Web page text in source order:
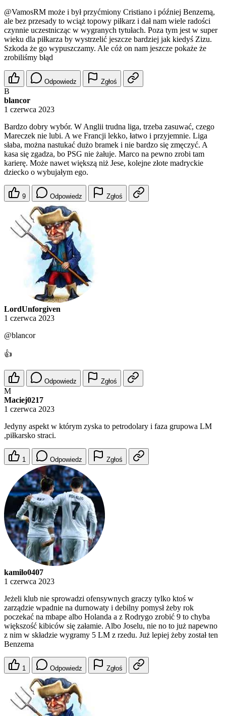
@VamosRM może i był przyćmiony Cristiano i później Benzemą,
ale bez przesady to wciąż topowy piłkarz i dał nam wiele radości
czynnie uczestnicząc w wygranych tytułach. Poza tym jest w super
wieku dla piłkarza by wystrzelić jeszcze bardziej jak kiedyś Zizu.
Szkoda że go wypuszczamy. Ale cóż on nam jeszcze pokaże że
zrobiliśmy błąd
Odpowiedz Zgłoś
B
blancor
1 czerwca 2023
Bardzo dobry wybór. W Anglii trudna liga, trzeba zasuwać, czego
Mareczek nie lubi. A we Francji lekko, łatwo i przyjemnie. Liga
słaba, można nastukać dużo bramek i nie bardzo się zmęczyć. A
kasa się zgadza, bo PSG nie żałuje. Marco na pewno zrobi tam
karierę. Może nawet większą niż Jese, kolejne złote madryckie
dziecko o wybujałym ego.
9 Odpowiedz Zgłoś
LordUnforgiven
1 czerwca 2023
@blancor
👍
Odpowiedz Zgłoś
M
Maciej0217
1 czerwca 2023
Jedyny aspekt w którym zyska to petrodolary i faza grupowa LM
,piłkarsko straci.
1 Odpowiedz Zgłoś
kamilo0407
1 czerwca 2023
Jeżeli klub nie sprowadzi ofensywnych graczy tylko ktoś w
zarządzie wpadnie na durnowaty i debilny pomysł żeby rok
poczekać na mbape albo Holanda a z Rodrygo zrobić 9 to chyba
większość kibiców się załamie. Albo Joselu, nie no to już napewno
z nim w składzie wygramy 5 LM z rzedu. Już lepiej żeby został ten
Benzema
1 Odpowiedz Zgłoś